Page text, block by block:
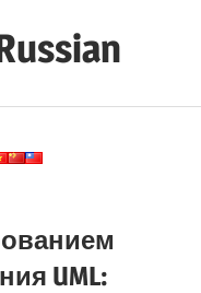
UML: